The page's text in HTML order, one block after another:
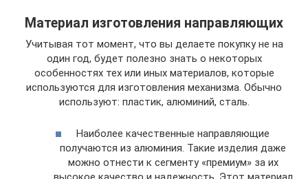
Материал изготовления направляющих
Учитывая тот момент, что вы делаете покупку не на
один год, будет полезно знать о некоторых
особенностях тех или иных материалов, которые
используются для изготовления механизма. Обычно
используют: пластик, алюминий, сталь.
Наиболее качественные направляющие
получаются из алюминия. Такие изделия даже
можно отнести к сегменту «премиум» за их